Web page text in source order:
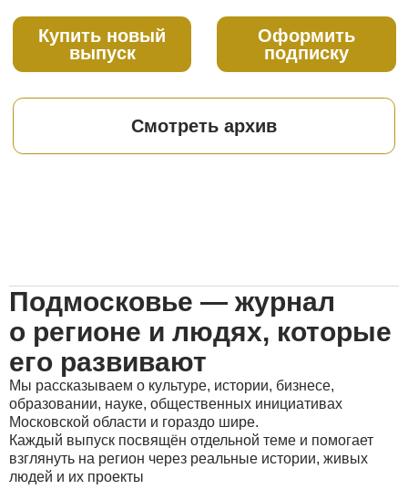
Подмосковье — журнал
о регионе и людях, которые
его развивают
Мы рассказываем о культуре, истории, бизнесе,
образовании, науке, общественных инициативах
Московской области и гораздо шире.
Каждый выпуск посвящён отдельной теме и помогает
взглянуть на регион через реальные истории, живых
людей и их проекты